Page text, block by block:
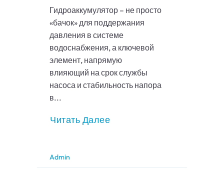
Гидроаккумулятор – не просто
«бачок» для поддержания
давления в системе
водоснабжения, а ключевой
элемент, напрямую
влияющий на срок службы
насоса и стабильность напора
в...
Читать Далее
Admin